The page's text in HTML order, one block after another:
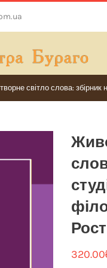
світло слова: збірник
320.00